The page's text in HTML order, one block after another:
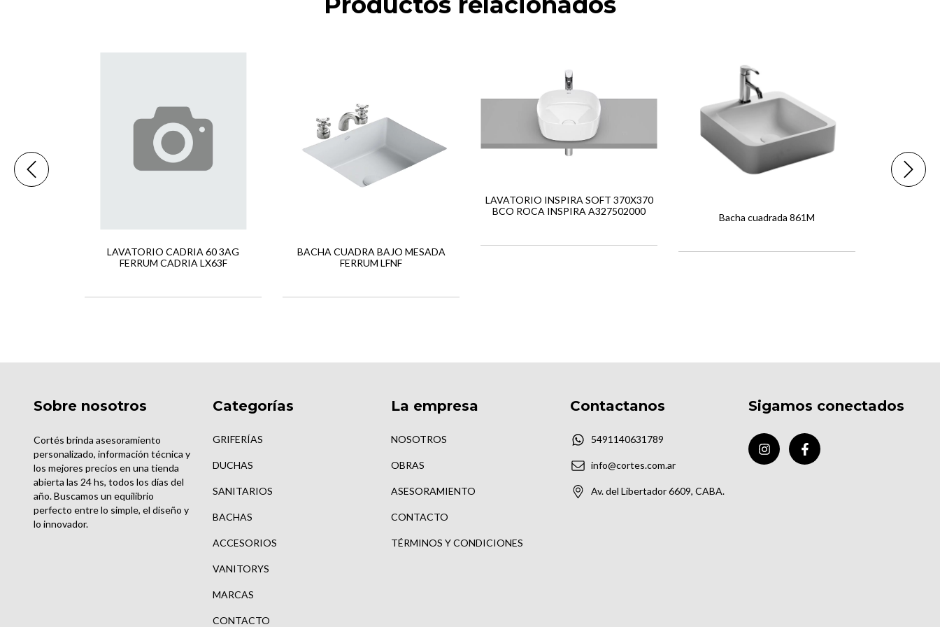
LAVATORIO CADRIA 60 3AG
FERRUM CADRIA LX63F
BACHA CUADRA BAJO MESADA
FERRUM LFNF
LAVATORIO INSPIRA SOFT 370X370
BCO ROCA INSPIRA A327502000
Bacha cuadrada 861M
Sobre nosotros
Cortés brinda asesoramiento
personalizado, información técnica y
los mejores precios en una tienda
abierta las 24 hs, todos los días del
año. Buscamos un equilibrio
perfecto entre lo simple, el diseño y
lo innovador.
Categorías
GRIFERÍAS
DUCHAS
SANITARIOS
BACHAS
ACCESORIOS
VANITORYS
MARCAS
CONTACTO
La empresa
NOSOTROS
OBRAS
ASESORAMIENTO
CONTACTO
TÉRMINOS Y CONDICIONES
Contactanos
5491140631789
info@cortes.com.ar
Av. del Libertador 6609, CABA.
Sigamos conectados